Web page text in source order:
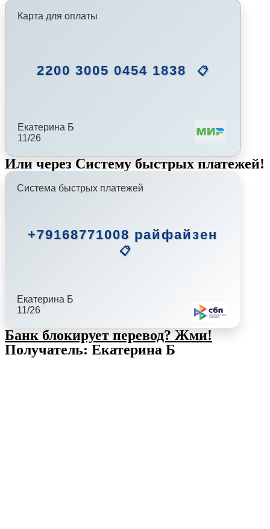
Карта для оплаты
2200 3005 0454 1838 📋
Екатерина Б
11/26
Или через Систему быстрых платежей!
Система быстрых платежей
+79168771008 райфайзен
📋
Екатерина Б
11/26
Банк блокирует перевод? Жми!
Получатель: Екатерина Б